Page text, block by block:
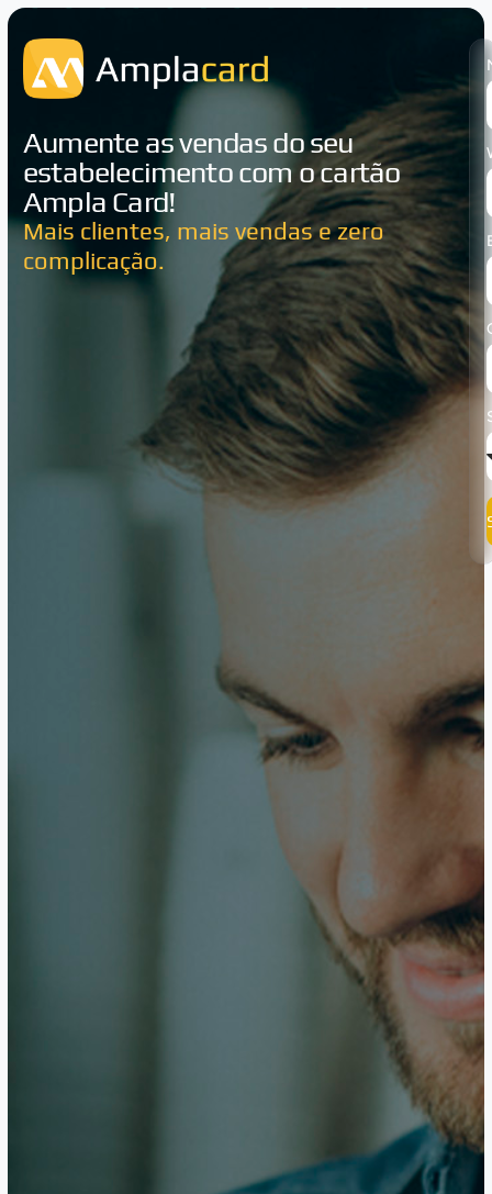
Aumente as vendas do seu
estabelecimento com o cartão
Ampla Card!
Mais clientes, mais vendas e zero
complicação.